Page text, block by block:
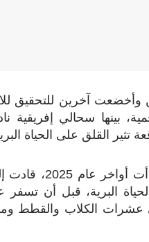
وأخضعت آخرين للتحقيق
بينها سحالي إفريقية
تثير القلق على الحياة
وقالت قوات الحرس
البرية، قبل أن
عن ضبط 256 حيوانًا، إضافة إلى عشرات